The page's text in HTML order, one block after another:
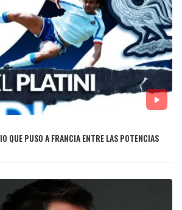
QUE PUSO A FRANCIA ENTRE LAS POTENCIAS